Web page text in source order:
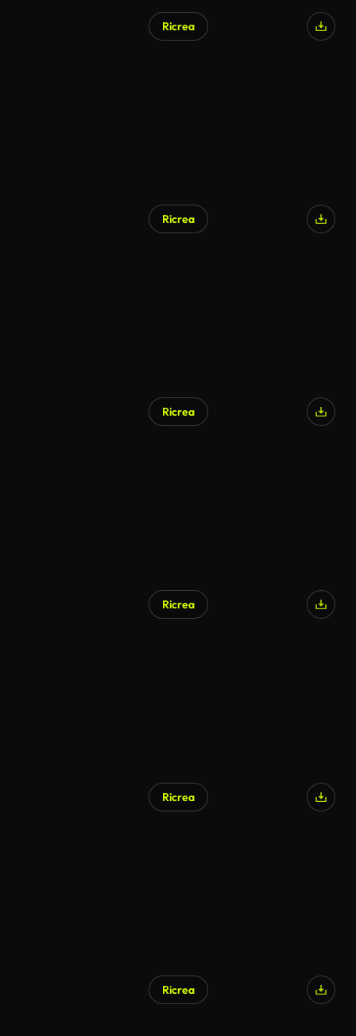
Ricrea
Ricrea
Ricrea
Ricrea
Ricrea
Ricrea